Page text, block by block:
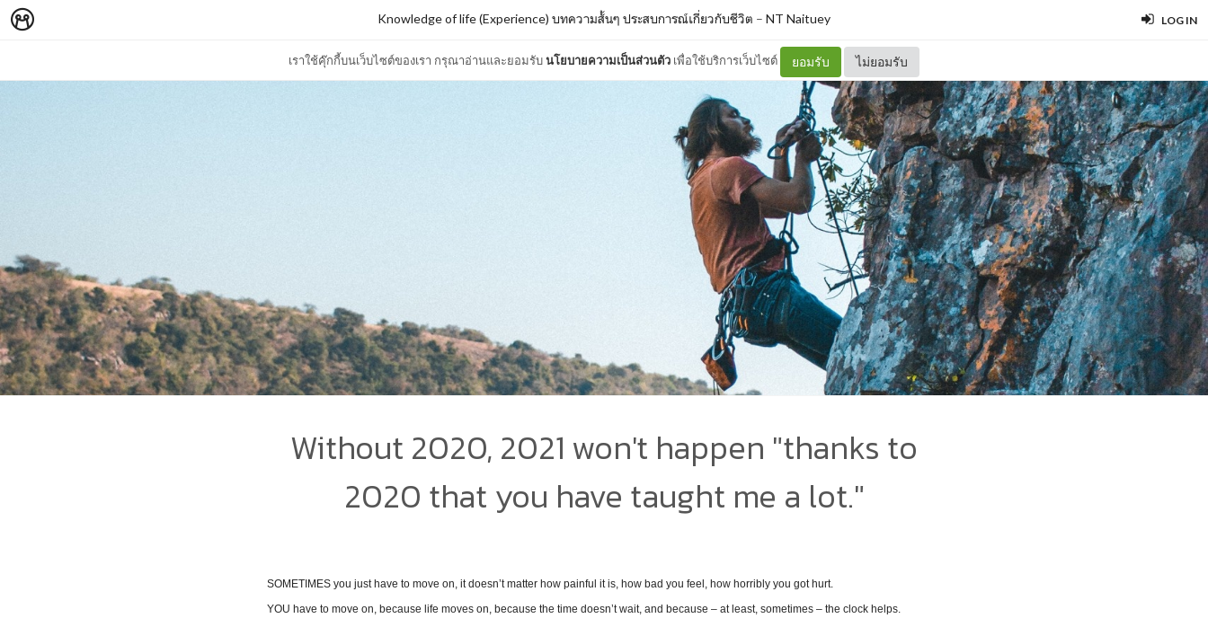
LOG IN
เราใช้คุ๊กกี้บนเว็บไซต์ของเรา กรุณาอ่านและยอมรับนโยบายความเป็นส่วนตัว เพื่อใช้บริการเว็บไซต์ ยอมรับ ไม่ยอมรับ
Knowledge of life (Experience) บทความสั้นๆ ประสบการณ์เกี่ยวกับชีวิต – NT Naituey
Without 2020, 2021 won't happen "thanks to
2020 that you have taught me a lot."
SOMETIMES you just have to move on, it doesn’t matter how painful it is, how bad you feel, how horribly you got hurt.
YOU have to move on, because life moves on, because the time doesn’t wait, and because – at least, sometimes – the clock helps.